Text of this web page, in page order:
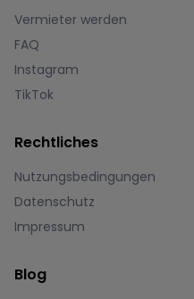
Vermieter werden
FAQ
Instagram
TikTok
Rechtliches
Nutzungsbedingungen
Datenschutz
Impressum
Blog